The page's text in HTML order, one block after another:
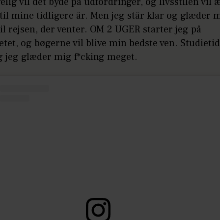
mine tidligere år. Men jeg står klar og glæder
der venter. OM 2 UGER starter jeg på
og bøgerne vil blive min bedste ven.
jeg glæder mig f*cking meget.